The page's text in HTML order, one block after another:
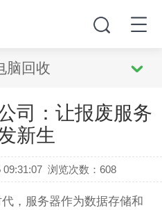
脑回收
司：让报废服务
新生
09:31:07 浏览次数：608
，服务器作为数据存储和